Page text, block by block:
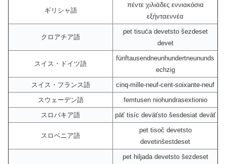
ギリシャ語
πέντε χιλιάδες εννιακόσια
εξήνταεννέα
クロアチア語
pet tisuća devetsto šezdeset
devet
スイス・ドイツ語
fünftausendneunhundertneununds
echzig
スイス・フランス語
cinq-mille-neuf-cent-soixante-neuf
スウェーデン語
femtusen niohundrasextionio
スロバキア語
päť tisíc deväťsto šesdesiat deväť
スロベニア語
pet tisoč devetsto
devetinšestdeset
pet hiljada devetsto šezdeset